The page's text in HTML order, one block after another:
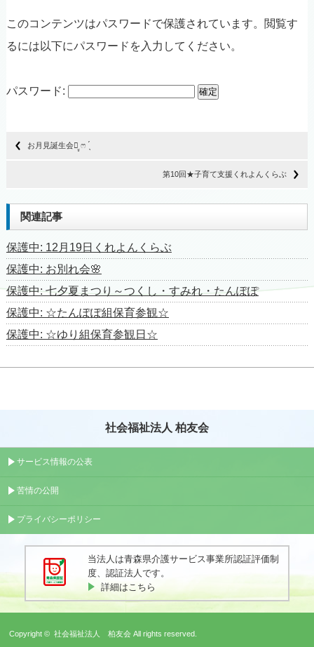
このコンテンツはパスワードで保護されています。閲覧す
るには以下にパスワードを入力してください。
パスワード:
お月見誕生会ꪔ̤̥‪ ‪‪ෆ ‪ ̖́
第10回★子育て支援くれよんくらぶ
関連記事
保護中: 12月19日くれよんくらぶ
保護中: お別れ会🌸
保護中: 七夕夏まつり～つくし・すみれ・たんぽぽ
保護中: ☆たんぽぽ組保育参観☆
保護中: ☆ゆり組保育参観日☆
社会福祉法人 柏友会
サービス情報の公表
苦情の公開
プライバシーポリシー
当法人は青森県介護サービス事業所認証評価制
度、認証法人です。
詳細はこちら
Copyright ©社会福祉法人 柏友会 All rights reserved.